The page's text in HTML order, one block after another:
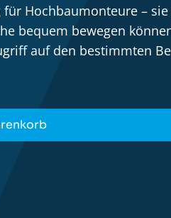
Hochbaumonteure –
bequem bewegen
auf den bestimmten